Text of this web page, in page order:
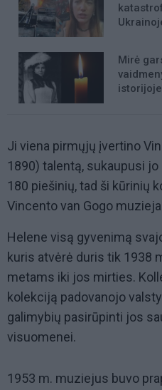
Mirė
Ji viena pirmųjų įvertino
1890) talentą, sukaupusi
180 piešinių, tad ši kūrinių
Vincento van Gogo
Helene visą gyvenimą
kuris atvėrė duris tik 1938
metams iki jos mirties.
kolekciją padovanojo
galimybių pasirūpinti jos
visuomenei.
1953 m. muziejus buvo